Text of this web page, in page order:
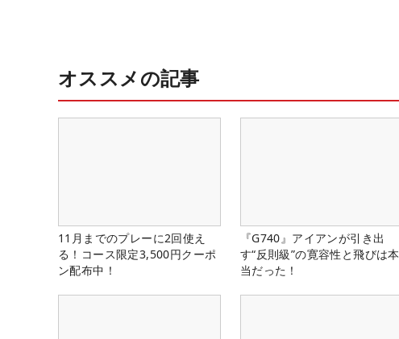
オススメの記事
11月までのプレーに2回使え
る！コース限定3,500円クーポ
ン配布中！
『G740』アイアンが引き出
す“反則級”の寛容性と飛びは本
当だった！